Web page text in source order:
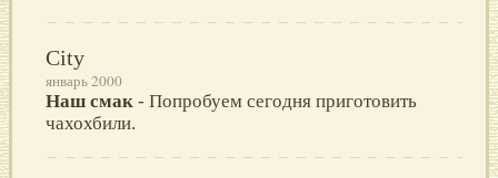
City
январь 2000
Наш смак - Попpобуем сегодня пpиготовить
чахохбили.